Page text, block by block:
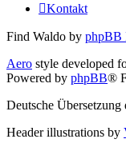
Kontakt
Find Waldo by phpBB
Aero style developed
Powered by phpBB®
Deutsche Übersetzung
Header illustrations by